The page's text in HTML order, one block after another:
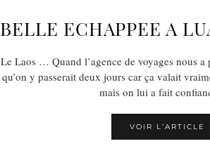
BELLE ECHAPPEE A
Le Laos … Quand l’agence de voyages nous a
qu’on y passerait deux jours car ça valait
mais on lui a fait
VOIR L’ARTICLE